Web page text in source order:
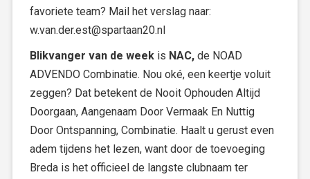
favoriete team? Mail het verslag naar:
w.van.der.est@spartaan20.nl
Blikvanger van de week is NAC, de NOAD
ADVENDO Combinatie. Nou oké, een keertje voluit
zeggen? Dat betekent de Nooit Ophouden Altijd
Doorgaan, Aangenaam Door Vermaak En Nuttig
Door Ontspanning, Combinatie. Haalt u gerust even
adem tijdens het lezen, want door de toevoeging
Breda is het officieel de langste clubnaam ter